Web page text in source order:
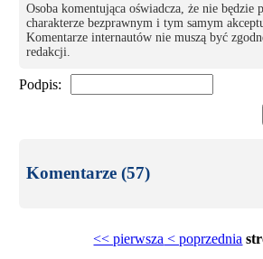
Osoba komentująca oświadcza, że nie będzie
charakterze bezprawnym i tym samym
Komentarze internautów nie muszą być
redakcji.
Podpis:
Komentarze (57)
<< pierwsza < poprzednia